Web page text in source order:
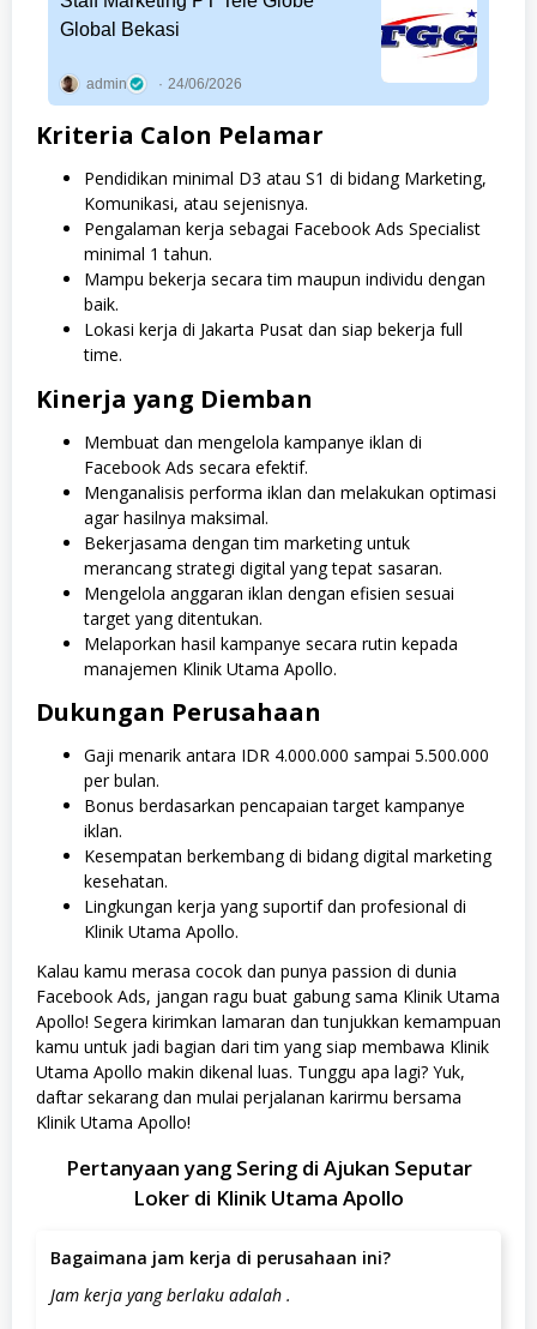
Global Bekasi
admin 24/06/2026
Kriteria Calon Pelamar
Pendidikan minimal D3 atau S1 di bidang Marketing,
Komunikasi, atau sejenisnya.
Pengalaman kerja sebagai Facebook Ads Specialist
minimal 1 tahun.
Mampu bekerja secara tim maupun individu dengan
baik.
Lokasi kerja di Jakarta Pusat dan siap bekerja full
time.
Kinerja yang Diemban
Membuat dan mengelola kampanye iklan di
Facebook Ads secara efektif.
Menganalisis performa iklan dan melakukan optimasi
agar hasilnya maksimal.
Bekerjasama dengan tim marketing untuk
merancang strategi digital yang tepat sasaran.
Mengelola anggaran iklan dengan efisien sesuai
target yang ditentukan.
Melaporkan hasil kampanye secara rutin kepada
manajemen Klinik Utama Apollo.
Dukungan Perusahaan
Gaji menarik antara IDR 4.000.000 sampai 5.500.000
per bulan.
Bonus berdasarkan pencapaian target kampanye
iklan.
Kesempatan berkembang di bidang digital marketing
kesehatan.
Lingkungan kerja yang suportif dan profesional di
Klinik Utama Apollo.
Kalau kamu merasa cocok dan punya passion di dunia
Facebook Ads, jangan ragu buat gabung sama Klinik Utama
Apollo! Segera kirimkan lamaran dan tunjukkan kemampuan
kamu untuk jadi bagian dari tim yang siap membawa Klinik
Utama Apollo makin dikenal luas. Tunggu apa lagi? Yuk,
daftar sekarang dan mulai perjalanan karirmu bersama
Klinik Utama Apollo!
Pertanyaan yang Sering di Ajukan Seputar
Loker di Klinik Utama Apollo
Bagaimana jam kerja di perusahaan ini?
Jam kerja yang berlaku adalah .